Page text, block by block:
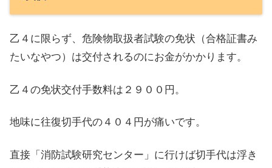
乙４に限らず、危険物取扱者試験の免状（合格証書み
たいなやつ）は交付されるのにお金がかかります。
乙４の免状交付手数料は２９００円。
地味に往復切手代の４０４円が痛いです。
直接「消防試験研究センター」に行けば切手代は浮き